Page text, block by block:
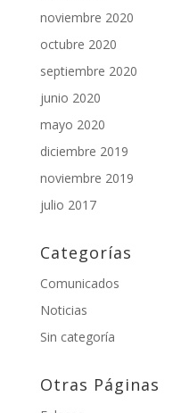
noviembre 2020
octubre 2020
septiembre 2020
junio 2020
mayo 2020
diciembre 2019
noviembre 2019
julio 2017
Categorías
Comunicados
Noticias
Sin categoría
Otras Páginas